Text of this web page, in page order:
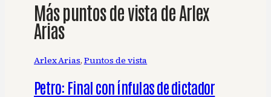
Más puntos de vista de Arlex
Arias
Arlex Arias, Puntos de vista
Petro: Final con ínfulas de dictador